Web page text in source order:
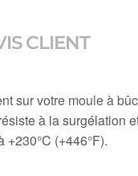
CLIENT
sur votre moule à
à la surgélation
(+446°F).